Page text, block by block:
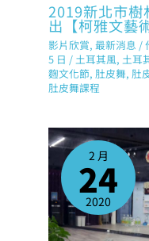
2019新北市樹
出【柯雅文藝
影片欣賞,最新消息 /
5 日 / 土耳其風, 土耳
麴文化節, 肚皮舞, 肚
肚皮舞課程
2 月
24
2020